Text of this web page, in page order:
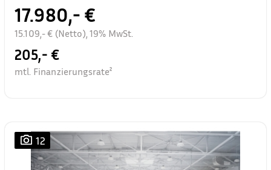
17.980,- €
15.109,- € (Netto), 19% MwSt.
205,- €
mtl. Finanzierungsrate²
12